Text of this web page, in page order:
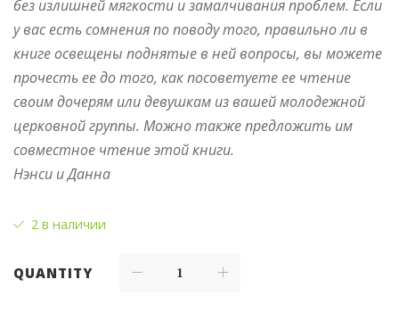
без излишней мягкости и замалчивания проблем. Если
у вас есть сомнения по поводу того, правильно ли в
книге освещены поднятые в ней вопросы, вы можете
прочесть ее до того, как посоветуете ее чтение
своим дочерям или девушкам из вашей молодежной
церковной группы. Можно также предложить им
совместное чтение этой книги.
Нэнси и Данна
2 в наличии
QUANTITY